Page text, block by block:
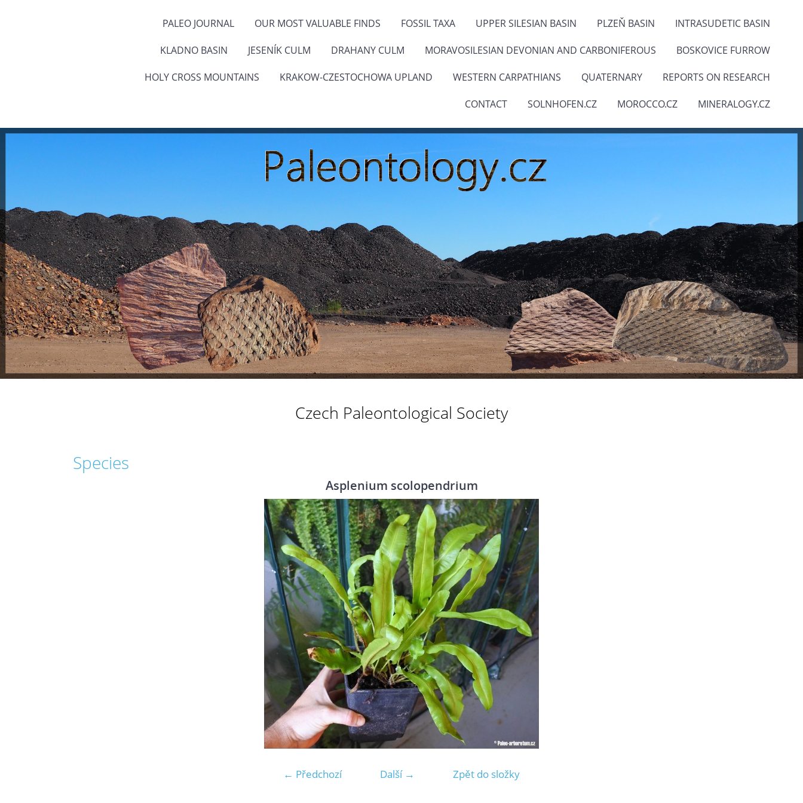
PALEO JOURNAL OUR MOST VALUABLE FINDS FOSSIL TAXA UPPER SILESIAN BASIN PLZEŇ BASIN INTRASUDETIC BASIN
KLADNO BASIN JESENÍK CULM DRAHANY CULM MORAVOSILESIAN DEVONIAN AND CARBONIFEROUS BOSKOVICE FURROW
HOLY CROSS MOUNTAINS KRAKOW-CZESTOCHOWA UPLAND WESTERN CARPATHIANS QUATERNARY REPORTS ON RESEARCH
CONTACT SOLNHOFEN.CZ MOROCCO.CZ MINERALOGY.CZ
Czech Paleontological Society
Species
Asplenium scolopendrium
← Předchozí Další → Zpět do složky